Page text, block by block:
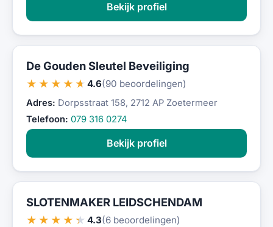
Bekijk profiel
De Gouden Sleutel Beveiliging
★★★★★ 4.6(90 beoordelingen)
Adres: Dorpsstraat 158, 2712 AP Zoetermeer
Telefoon: 079 316 0274
Bekijk profiel
SLOTENMAKER LEIDSCHENDAM
★★★★★ 4.3(6 beoordelingen)